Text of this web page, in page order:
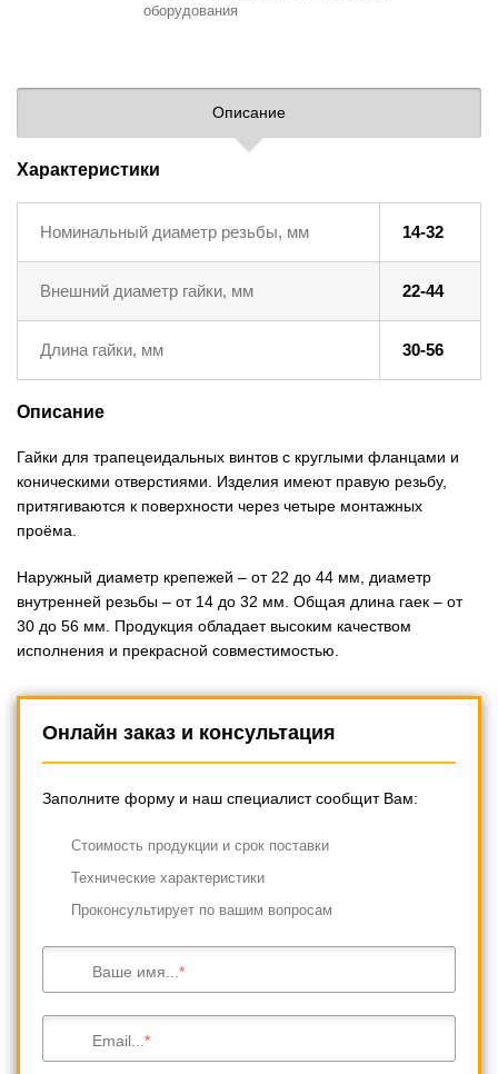
оборудования
Описание
Характеристики
Номинальный диаметр резьбы, мм 14-32
Внешний диаметр гайки, мм 22-44
Длина гайки, мм 30-56
Описание
Гайки для трапецеидальных винтов с круглыми фланцами и
коническими отверстиями. Изделия имеют правую резьбу,
притягиваются к поверхности через четыре монтажных
проёма.
Наружный диаметр крепежей – от 22 до 44 мм, диаметр
внутренней резьбы – от 14 до 32 мм. Общая длина гаек – от
30 до 56 мм. Продукция обладает высоким качеством
исполнения и прекрасной совместимостью.
Онлайн заказ и консультация
Заполните форму и наш специалист сообщит Вам:
Cтоимость продукции и срок поставки
Технические характеристики
Проконсультирует по вашим вопросам
Ваше имя...
Email...